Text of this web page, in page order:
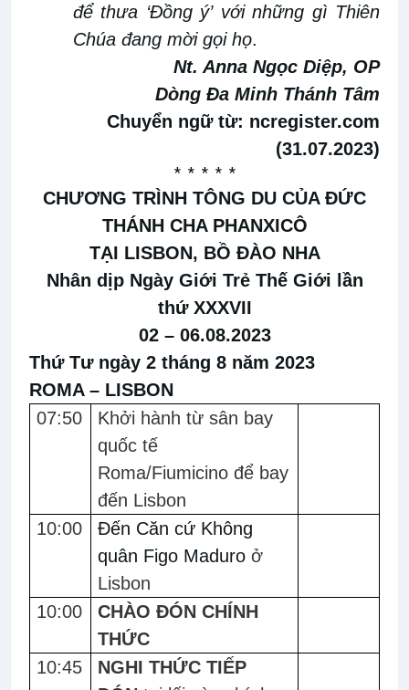
đểthưa ‘Đồngý’với những gì Thiên
Chúa đang mời gọi họ.
Nt. Anna Ngọc Diệp, OP
Dòng Đa Minh Thánh Tâm
Chuyển ngữ từ: ncregister.com
(31.07.2023)
* * * * *
CHƯƠNG TRÌNH TÔNG DU CỦA ĐỨC
THÁNH CHA PHANXICÔ
TẠI LISBON, BỒ ĐÀO NHA
Nhân dịp Ngày Giới Trẻ Thế Giới lần
thứ XXXVII
02 – 06.08.2023
Thứ Tư ngày 2 tháng 8 năm 2023
ROMA – LISBON
07:50
Khởi hành từ sân bay
quốc tế
Roma/Fiumicino để bay
đến Lisbon
10:00
Đến Căn cứ Không
quân Figo Maduro ở
Lisbon
10:00
CHÀO ĐÓN CHÍNH
THỨC
10:45
NGHI THỨC TIẾP